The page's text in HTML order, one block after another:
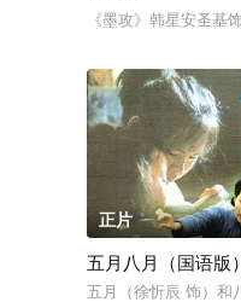
《墨攻》韩星安圣基
正片
五月八月（国语版）
五月（徐忻辰 饰）和